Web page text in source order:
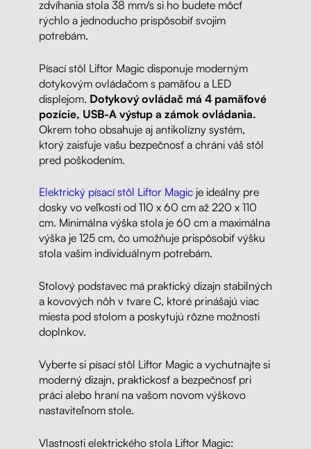
zdvíhania stola 38 mm/s si ho budete môcť
rýchlo a jednoducho prispôsobiť svojim
potrebám.
Písací stôl Liftor Magic disponuje moderným
dotykovým ovládačom s pamäťou a LED
displejom. Dotykový ovládač má 4 pamäťové
pozície, USB-A výstup a zámok ovládania.
Okrem toho obsahuje aj antikolízny systém,
ktorý zaisťuje vašu bezpečnosť a chráni váš stôl
pred poškodením.
Elektrický písací stôl Liftor Magic je ideálny pre
dosky vo veľkosti od 110 x 60 cm až 220 x 110
cm. Minimálna výška stola je 60 cm a maximálna
výška je 125 cm, čo umožňuje prispôsobiť výšku
stola vašim individuálnym potrebám.
Stolový podstavec má praktický dizajn stabilných
a kovových nôh v tvare C, ktoré prinášajú viac
miesta pod stolom a poskytujú rôzne možnosti
doplnkov.
Vyberte si písací stôl Liftor Magic a vychutnajte si
moderný dizajn, praktickosť a bezpečnosť pri
práci alebo hraní na vašom novom výškovo
nastaviteľnom stole.
Vlastnosti elektrického stola Liftor Magic: